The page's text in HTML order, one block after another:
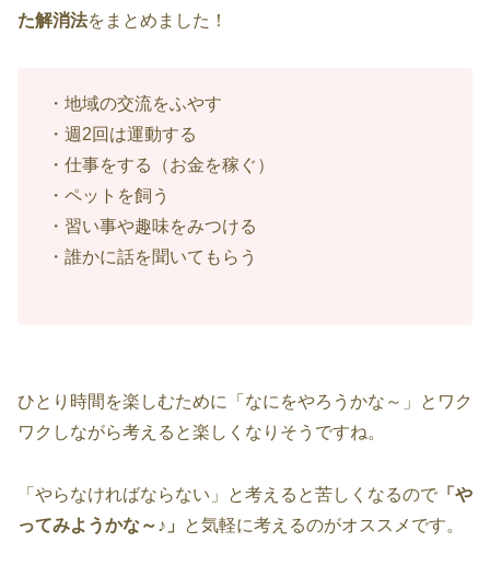
た解消法をまとめました！
・地域の交流をふやす
・週2回は運動する
・仕事をする（お金を稼ぐ）
・ペットを飼う
・習い事や趣味をみつける
・誰かに話を聞いてもらう
ひとり時間を楽しむために「なにをやろうかな～」とワク
ワクしながら考えると楽しくなりそうですね。
「やらなければならない」と考えると苦しくなるので 「や
ってみようかな～♪」
と気軽に考えるのがオススメです。